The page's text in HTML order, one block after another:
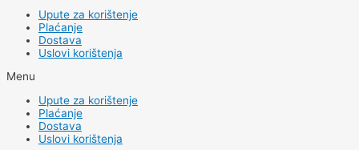
Upute za korištenje
Plaćanje
Dostava
Uslovi korištenja
Menu
Upute za korištenje
Plaćanje
Dostava
Uslovi korištenja